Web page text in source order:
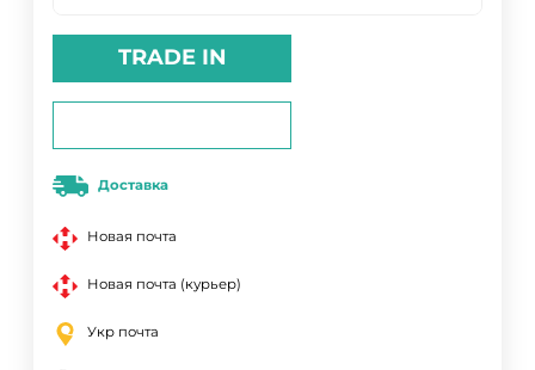
TRADE IN
Доставка
Новая почта
Новая почта (курьер)
Укр почта